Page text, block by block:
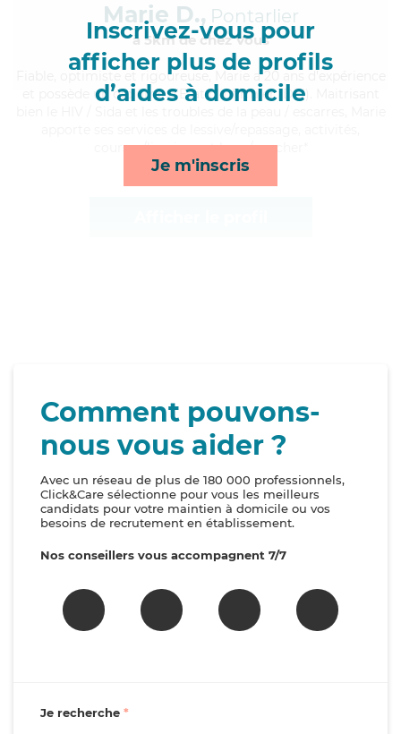
Inscrivez-vous pour
afficher plus de profils
d’aides à domicile
Je m'inscris
Marie D., Pontarlier
à 5km de chez Vous
, optimiste et rigoureuse, Marie a 20 ans d'expérience
et possède un diplôme d'Etat d'infirmier (DEI). Maitrisant
courses/livraison et lever/coucher*
Comment pouvons-
nous vous aider ?
Avec un réseau de plus de 180 000 professionnels,
Click&Care sélectionne pour vous les meilleurs
candidats pour votre maintien à domicile ou vos
besoins de recrutement en établissement.
Nos conseillers vous accompagnent 7/7
Je recherche